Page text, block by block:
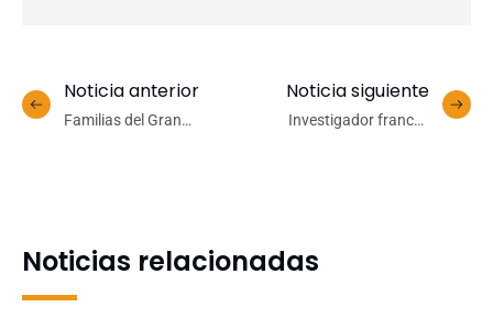
Noticia anterior
Familias del Gran
Noticia siguiente
Investigador francés
Noticias relacionadas